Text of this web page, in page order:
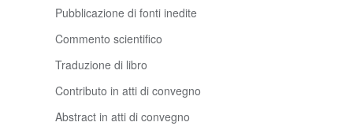
Pubblicazione di fonti inedite
Commento scientifico
Traduzione di libro
Contributo in atti di convegno
Abstract in atti di convegno